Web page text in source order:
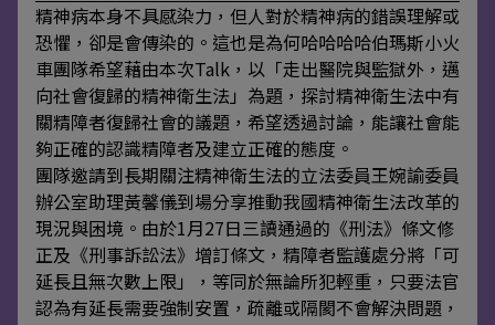
精神病本身不具感染力，但人對於精神病的錯誤理解或
恐懼，卻是會傳染的。這也是為何哈哈哈哈伯瑪斯小火
車團隊希望藉由本次Talk，以「走出醫院與監獄外，邁
向社會復歸的精神衛生法」為題，探討精神衛生法中有
關精障者復歸社會的議題，希望透過討論，能讓社會能
夠正確的認識精障者及建立正確的態度。
團隊邀請到長期關注精神衛生法的立法委員王婉諭委員
辦公室助理黃馨儀到場分享推動我國精神衛生法改革的
現況與困境。由於1月27日三讀通過的《刑法》條文修
正及《刑事訴訟法》增訂條文，精障者監護處分將「可
延長且無次數上限」，等同於無論所犯輕重，只要法官
認為有延長需要強制安置，疏離或隔閡不會解決問題，